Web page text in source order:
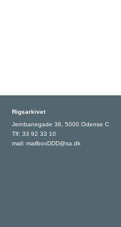
Rigsarkivet
Jernbanegade 36, 5000 Odense C
Tlf: 33 92 33 10
mail: mailboxDDD@sa.dk